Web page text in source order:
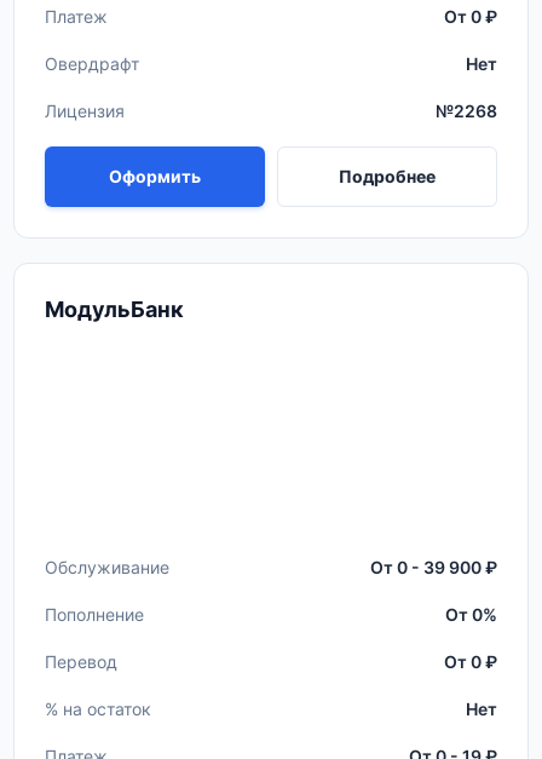
Платеж От 0 ₽
Овердрафт Нет
Лицензия №2268
Оформить Подробнее
МодульБанк
Обслуживание От 0 - 39 900 ₽
Пополнение От 0%
Перевод От 0 ₽
% на остаток Нет